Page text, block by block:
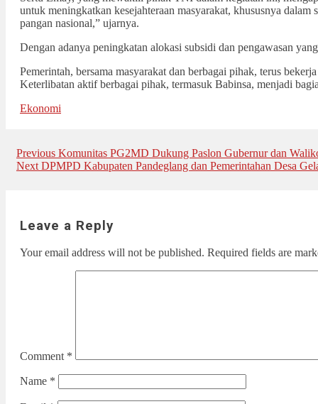
untuk meningkatkan kesejahteraan masyarakat, khususnya
pangan nasional,” ujarnya.
Dengan adanya peningkatan alokasi subsidi dan pengawasan
Pemerintah, bersama masyarakat dan berbagai pihak, terus
Keterlibatan aktif berbagai pihak, termasuk Babinsa, menjadi
Ekonomi
Post
navigation
Previous Previous
post:
Komunitas PG2MD Dukung Paslon Gubernur dan
Next Next
DPMPD Kabupaten Pandeglang dan Pemerintahan Desa
Leave a Reply
Your email address will not be published. Required fields are
Comment *
Name *